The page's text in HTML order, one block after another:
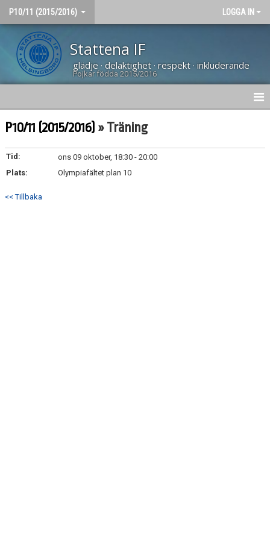
P10/11 (2015/2016) LOGGA IN
Stattena IF
glädje · delaktighet · respekt · inkluderande
Pojkar födda 2015/2016
HEM
NYHETER
MATCHER
KALENDER
P10/11 (2015/2016) » Träning
Tid:
ons 09 oktober, 18:30 - 20:00
Plats:
Olympiafältet plan 10
<< Tillbaka